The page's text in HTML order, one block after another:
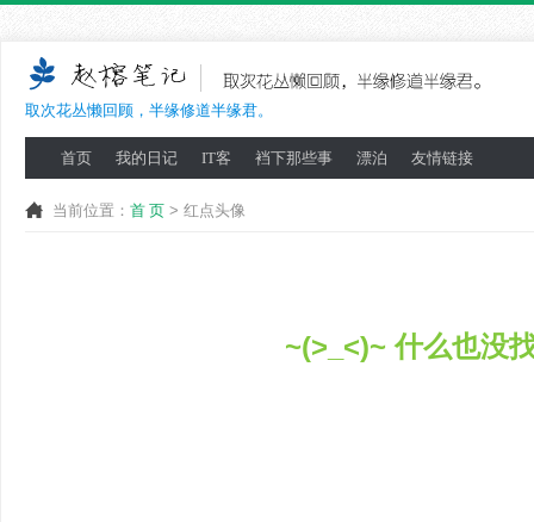
取次花丛懒回顾，半缘修道半缘君。
首页 我的日记 IT客 裆下那些事 漂泊 友情链接
当前位置： 首 页 > 红点头像
~(>_<)~ 什么也没